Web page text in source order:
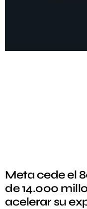
Meta cede el
de 14.000
acelerar su